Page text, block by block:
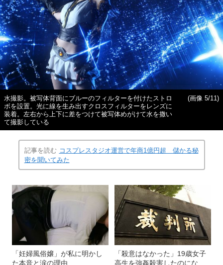
水撮影。被写体背面にブルーのフィルターを付けたストロ
ボを設置。光に線を生み出すクロスフィルターをレンズに
装着。左右から上下に差をつけて被写体めがけて水を撒い
て撮影している
(画像 5/11)
記事を読む コスプレスタジオ運営で年商1億円超 儲かる秘
密を聞いてみた
「妊婦風俗嬢」が私に明かし
た本音と涙の理由
「殺意はなかった」19歳女子
高生を強姦殺害したのにな